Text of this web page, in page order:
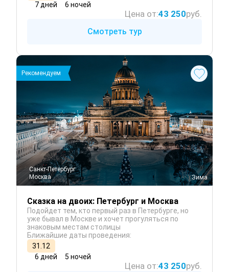
7 дней
6 ночей
Цена от:43 250руб.
Смотреть тур
Санкт-Петербург
Москва
Рекомендуем
Зима
Сказка на двоих: Петербург и Москва
Подойдет тем, кто первый раз в Петербурге, но
уже бывал в Москве и хочет прогуляться по
знаковым местам столицы
Ближайшие даты проведения:
31.12
6 дней
5 ночей
Цена от:43 250руб.